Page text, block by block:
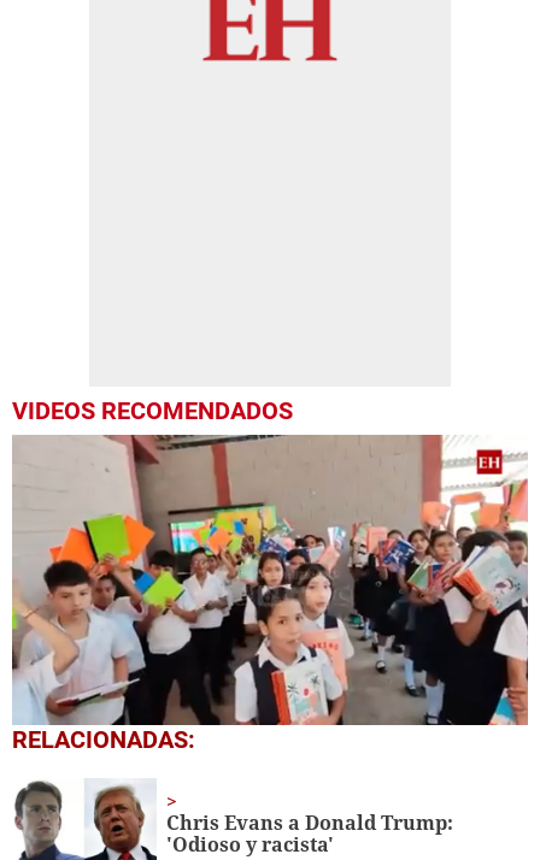
VIDEOS RECOMENDADOS
0
seconds
1
minute,
56
seconds
RELACIONADAS:
Chris Evans a Donald Trump:
'Odioso y racista'